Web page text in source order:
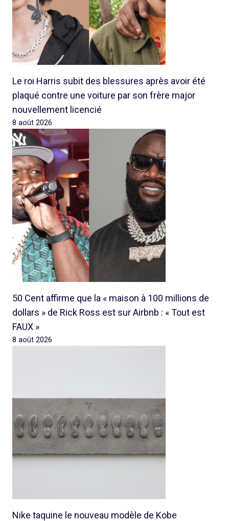
Le roi Harris subit des blessures après avoir été
plaqué contre une voiture par son frère major
nouvellement licencié
8 août 2026
50 Cent affirme que la « maison à 100 millions de
dollars » de Rick Ross est sur Airbnb : « Tout est
FAUX »
8 août 2026
Nike taquine le nouveau modèle de Kobe